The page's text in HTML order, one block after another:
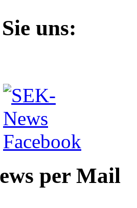
uns:
per Mail